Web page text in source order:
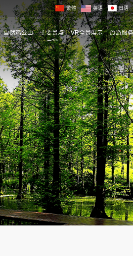
繁體 英语 日语
自然鸡公山 主要景点 VR全景展示 旅游服